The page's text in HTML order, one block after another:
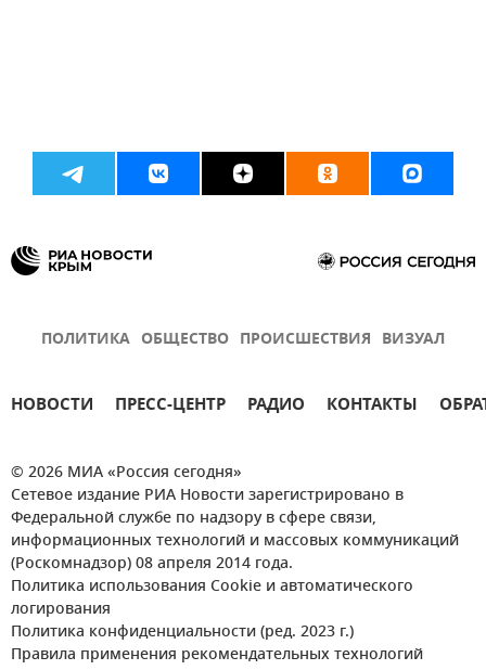
ПОЛИТИКА ОБЩЕСТВО ПРОИСШЕСТВИЯ ВИЗУАЛ
НОВОСТИ ПРЕСС-ЦЕНТР РАДИО КОНТАКТЫ
© 2026 МИА «Россия сегодня»
Сетевое издание РИА Новости зарегистрировано в
Федеральной службе по надзору в сфере связи,
информационных технологий и массовых коммуникаций
(Роскомнадзор) 08 апреля 2014 года.
Политика использования Cookie и автоматического
логирования
Политика конфиденциальности (ред. 2023 г.)
Правила применения рекомендательных технологий